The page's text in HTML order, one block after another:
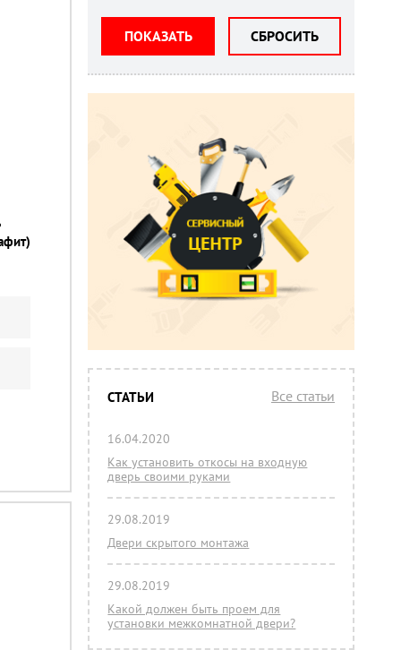
ПОКАЗАТЬ СБРОСИТЬ
СТАТЬИ Все статьи
16.04.2020
Как установить откосы на входную
дверь своими руками
29.08.2019
Двери скрытого монтажа
29.08.2019
Какой должен быть проем для
установки межкомнатной двери?